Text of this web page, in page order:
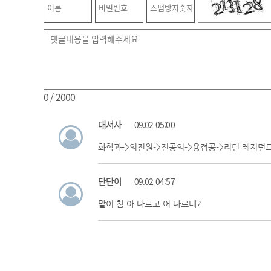
0/ 2000
대서사 09.02 05:00
화학과->의전원->전공의->용접공->리턴 레지던
단단이 09.02 04:57
말이 참 아 다르고 어 다르네?